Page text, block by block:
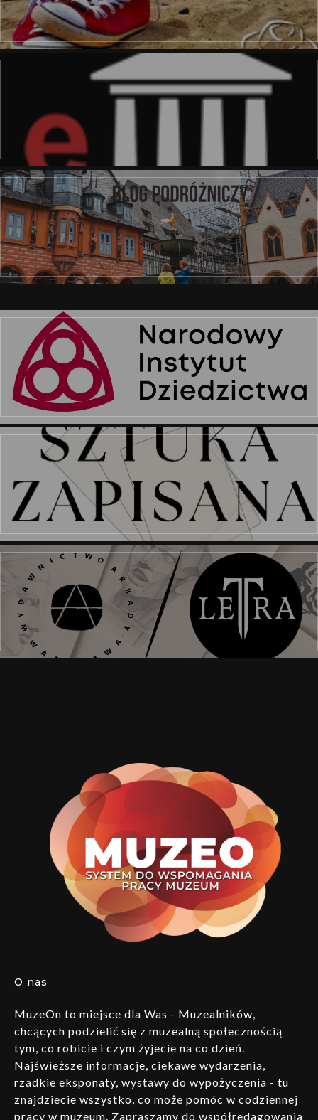
O nas
MuzeOn to miejsce dla Was - Muzealników,
chcących podzielić się z muzealną społecznością
tym, co robicie i czym żyjecie na co dzień.
Najświeższe informacje, ciekawe wydarzenia,
rzadkie eksponaty, wystawy do wypożyczenia - tu
znajdziecie wszystko, co może pomóc w codziennej
pracy w muzeum. Zapraszamy do współredagowania